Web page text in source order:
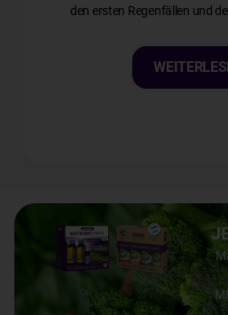
den ersten Regenfällen und